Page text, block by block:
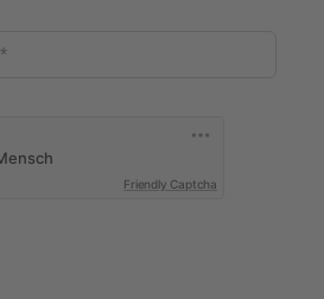
Friendly Captcha